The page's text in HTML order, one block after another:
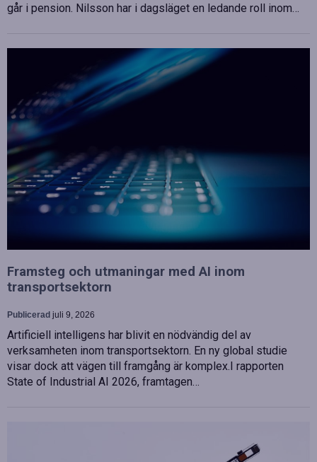
går i pension. Nilsson har i dagsläget en ledande roll inom…
Framsteg och utmaningar med AI inom
transportsektorn
Publicerad juli 9, 2026
Artificiell intelligens har blivit en nödvändig del av
verksamheten inom transportsektorn. En ny global studie
visar dock att vägen till framgång är komplex.I rapporten
State of Industrial AI 2026, framtagen…